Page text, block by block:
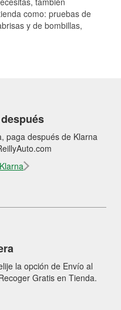
como: pruebas de
y de bombillas,
paga después de Klarna
la opción de Envío al
Gratis en Tienda.